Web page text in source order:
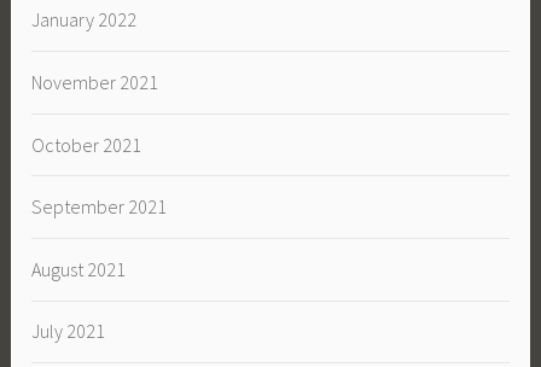
January 2022
November 2021
October 2021
September 2021
August 2021
July 2021